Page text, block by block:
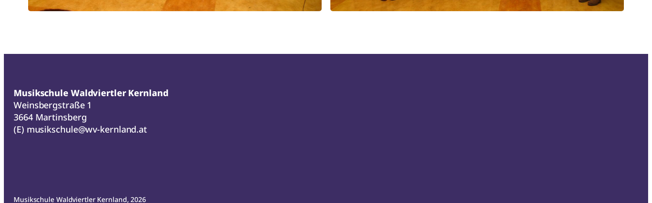
Musikschule Waldviertler Kernland
Weinsbergstraße 1
3664 Martinsberg
(E) musikschule@wv-kernland.at
Musikschule Waldviertler Kernland, 2026